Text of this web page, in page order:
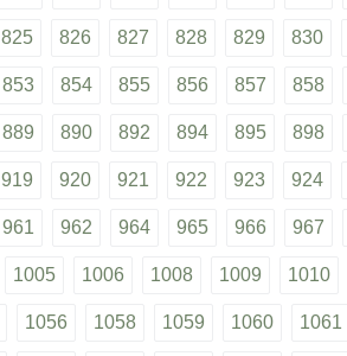
825 826 827 828 829 830
853 854 855 856 857 858
889 890 892 894 895 898
919 920 921 922 923 924
961 962 964 965 966 967
1005 1006 1008 1009 1010
1056 1058 1059 1060 1061